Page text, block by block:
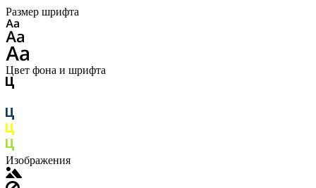
Размер шрифта
Цвет фона и шрифта
Изображения